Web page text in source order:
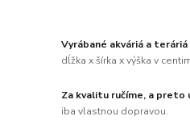
Vyrábané akváriá a
dĺžka x šírka x výška v
Za kvalitu ručíme, a preto
iba vlastnou dopravou.